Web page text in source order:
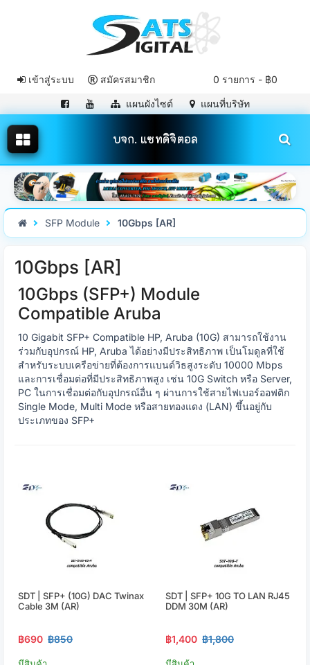
0 รายการ - ฿0
เข้าสู่ระบบ สมัครสมาชิก
แผนผังไซต์ แผนที่บริษัท
บจก. แซทดิจิตอล
SFP Module 10Gbps [AR]
10Gbps [AR]
10Gbps (SFP+) Module
Compatible Aruba
10 Gigabit SFP+ Compatible HP, Aruba (10G) สามารถใช้งาน
ร่วมกับอุปกรณ์ HP, Aruba ได้อย่างมีประสิทธิภาพ เป็นโมดูลที่ใช้
สำหรับระบบเครือข่ายที่ต้องการแบนด์วิธสูงระดับ 10000 Mbps
และการเชื่อมต่อที่มีประสิทธิภาพสูง เช่น 10G Switch หรือ Server,
PC ในการเชื่อมต่อกับอุปกรณ์อื่น ๆ ผ่านการใช้สายไฟเบอร์ออฟติก
Single Mode, Multi Mode หรือสายทองแดง (LAN) ขึ้นอยู่กับ
ประเภทของ SFP+
SDT | SFP+ (10G) DAC Twinax
Cable 3M (AR)
฿690 ฿850
SDT | SFP+ 10G TO LAN RJ45
DDM 30M (AR)
฿1,400 ฿1,800